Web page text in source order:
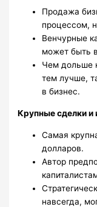
Продажа
процессом,
Венчурные
может быть
Чем дольше
тем лучше,
в бизнес.
Крупные сделки и
Самая
долларов.
Автор
навсегда,